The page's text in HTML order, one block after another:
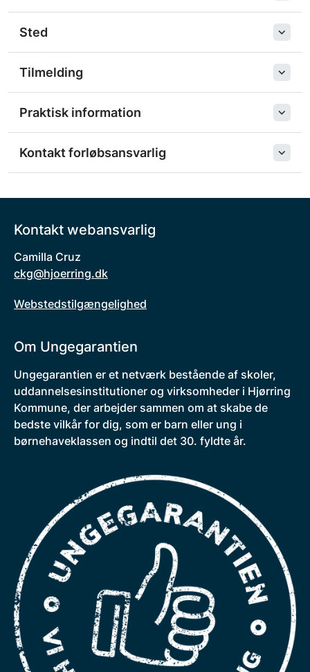
Sted
Tilmelding
Praktisk information
Kontakt forløbsansvarlig
Kontakt webansvarlig
Camilla Cruz
ckg@hjoerring.dk
Webstedstilgængelighed
Om Ungegarantien
Ungegarantien er et netværk bestående af skoler,
uddannelsesinstitutioner og virksomheder i Hjørring
Kommune, der arbejder sammen om at skabe de
bedste vilkår for dig, som er barn eller ung i
børnehaveklassen og indtil det 30. fyldte år.